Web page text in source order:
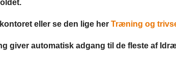
eller se den lige herTræning og
giver automatisk adgang til de fleste af